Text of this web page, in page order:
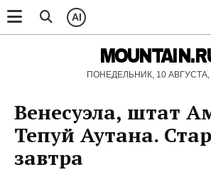
AI
ПОНЕДЕЛЬНИК, 10 АВГУСТА,
Венесуэла, штат
Тепуй Аутана.
завтра